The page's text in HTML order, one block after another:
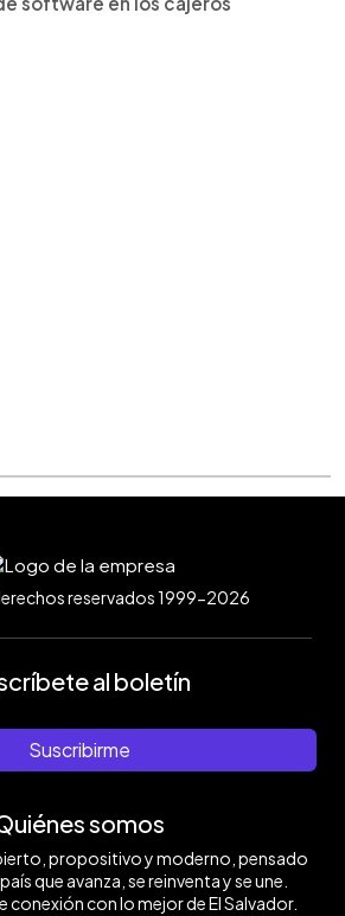
reservados 1999-2026
al boletín
Suscribirme
somos
propositivo y moderno, pensado
que avanza, se reinventa y se une.
conexión con lo mejor de El Salvador.